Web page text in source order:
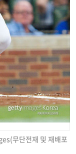
무단전재 및 재배포